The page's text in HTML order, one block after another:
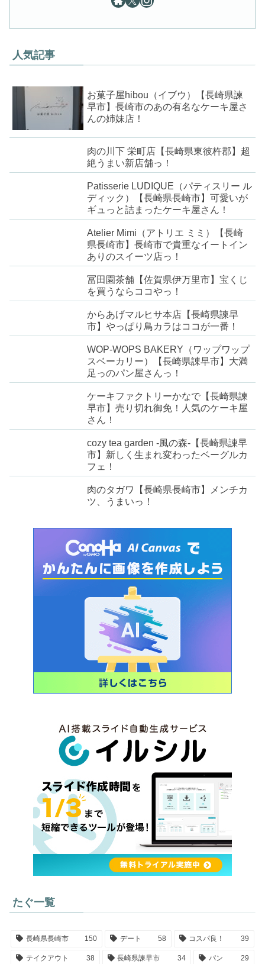
人気記事
お菓子屋hibou（イブウ）【長崎県諫
早市】長崎市のあの有名なケーキ屋さ
んの姉妹店！
肉の川下 栄町店【長崎県東彼杵郡】超
絶うまい新店舗っ！
Patisserie LUDIQUE（パティスリー ル
ディック）【長崎県長崎市】可愛いが
ギュっと詰まったケーキ屋さん！
Atelier Mimi（アトリエ ミミ）【長崎
県長崎市】長崎市で貴重なイートイン
ありのスイーツ店っ！
冨田園茶舗【佐賀県伊万里市】宝くじ
を買うならココやっ！
からあげマルヒサ本店【長崎県諫早
市】やっぱり鳥カラはココが一番！
WOP-WOPS BAKERY（ワップワップ
スベーカリー）【長崎県諌早市】大満
足っのパン屋さんっ！
ケーキファクトリーかなで【長崎県諫
早市】売り切れ御免！人気のケーキ屋
さん！
cozy tea garden -風の森-【長崎県諌早
市】新しく生まれ変わったベーグルカ
フェ！
肉のタガワ【長崎県長崎市】メンチカ
ツ、うまいっ！
たぐ一覧
長崎県長崎市 150 デート 58 コスパ良！ 39
テイクアウト 38 長崎県諫早市 34 パン 29